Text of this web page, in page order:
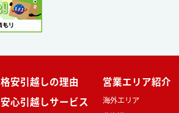
格安引越しの理由
安心引越しサービス
営業エリア紹介
海外エリア